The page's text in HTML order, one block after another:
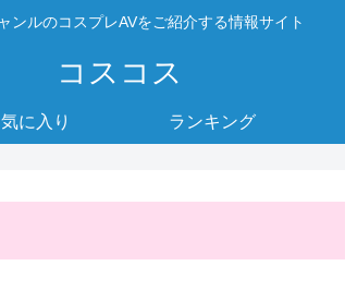
ンルのコスプレAVをご紹介する情報サイト
コスコス
に入り ランキング